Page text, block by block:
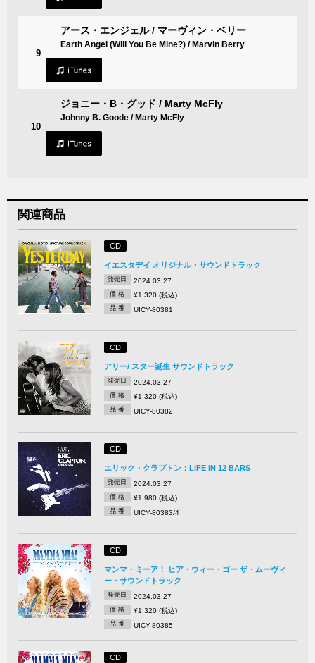
9
アース・エンジェル / マーヴィン・ベリー
Earth Angel (Will You Be Mine?) / Marvin Berry
10
ジョニー・B・グッド / Marty McFly
Johnny B. Goode / Marty McFly
関連商品
CD
イエスタデイ オリジナル・サウンドトラック
発売日 2024.03.27
価 格 ¥1,320 (税込)
品 番 UICY-80381
CD
アリー/ スター誕生 サウンドトラック
発売日 2024.03.27
価 格 ¥1,320 (税込)
品 番 UICY-80382
CD
エリック・クラプトン：LIFE IN 12 BARS
発売日 2024.03.27
価 格 ¥1,980 (税込)
品 番 UICY-80383/4
CD
マンマ・ミーア！ ヒア・ウィー・ゴー ザ・ムーヴィ
ー・サウンドトラック
発売日 2024.03.27
価 格 ¥1,320 (税込)
品 番 UICY-80385
CD